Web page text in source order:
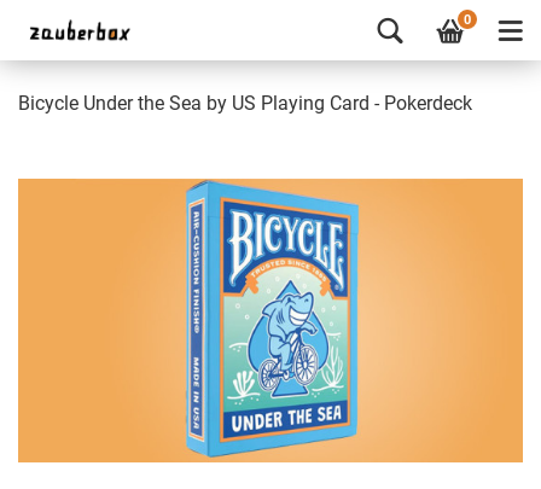
0
Bicycle Under the Sea by US Playing Card - Pokerdeck